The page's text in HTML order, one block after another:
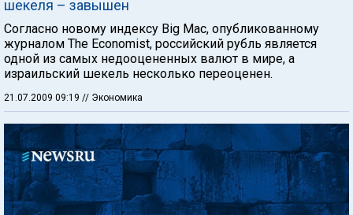
шекеля – завышен
Согласно новому индексу Big Mac, опубликованному
журналом The Economist, российский рубль является
одной из самых недооцененных валют в мире, а
израильский шекель несколько переоценен.
21.07.2009 09:19 // Экономика